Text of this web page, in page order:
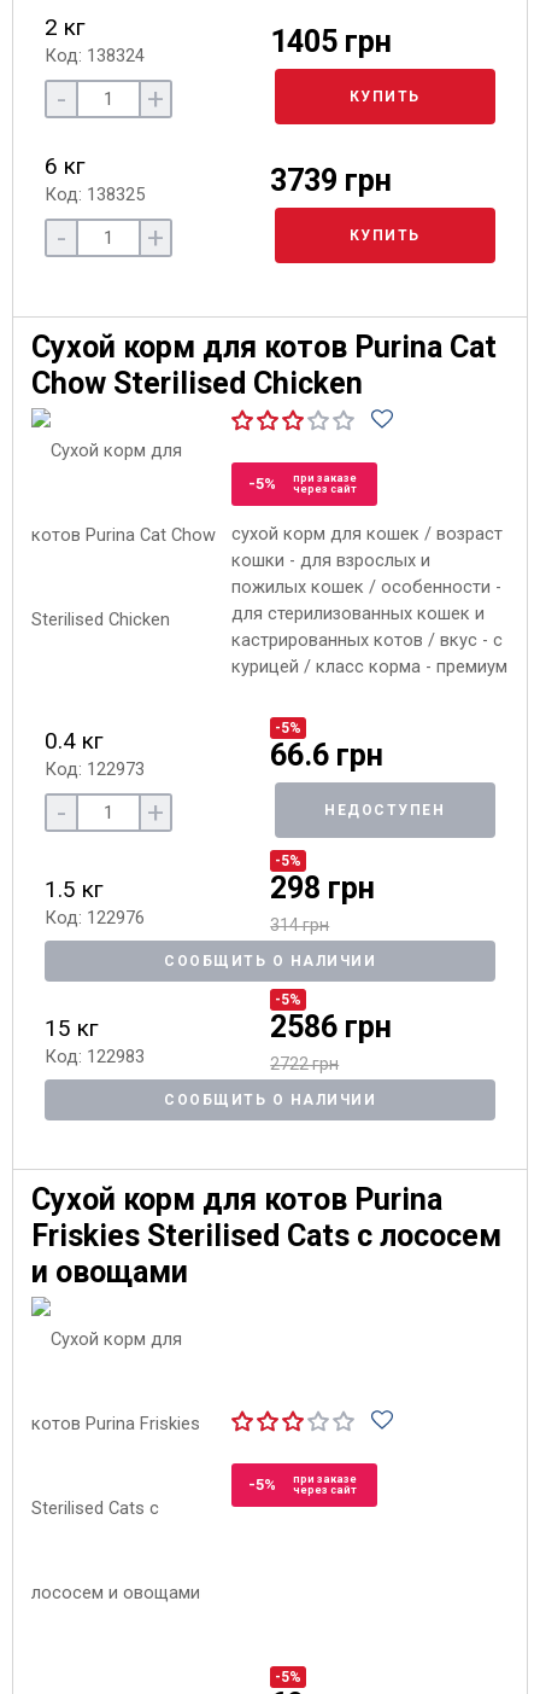
2 кг
Код: 138324 1405 грн
- + КУПИТЬ
6 кг
Код: 138325 3739 грн
- + КУПИТЬ
Сухой корм для котов Purina Cat
Chow Sterilised Chicken
-5%
при заказе
через сайт
сухой корм для кошек / возраст
кошки - для взрослых и
пожилых кошек / особенности -
для стерилизованных кошек и
кастрированных котов / вкус - с
курицей / класс корма - премиум
0.4 кг
Код: 122973
-5%
66.6 грн
- + НЕДОСТУПЕН
1.5 кг
Код: 122976
-5%
298 грн
314 грн
СООБЩИТЬ О НАЛИЧИИ
15 кг
Код: 122983
-5%
2586 грн
2722 грн
СООБЩИТЬ О НАЛИЧИИ
Сухой корм для котов Purina
Friskies Sterilised Cats с лососем
и овощами
-5%
при заказе
через сайт
-5%